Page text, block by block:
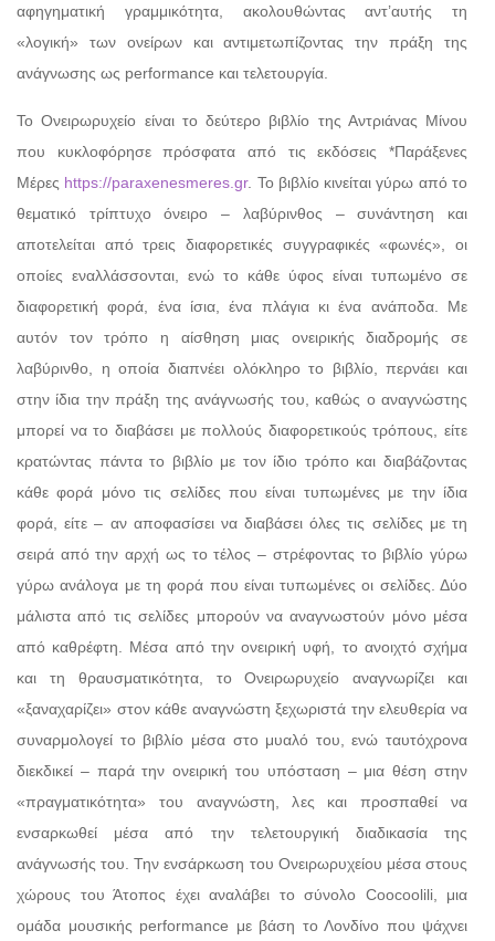
αφηγηματική γραμμικότητα, ακολουθώντας αντ’αυτής τη
«λογική» των ονείρων και αντιμετωπίζοντας την πράξη της
ανάγνωσης ως performance και τελετουργία.
Το Ονειρωρυχείο είναι το δεύτερο βιβλίο της Αντριάνας Μίνου
που κυκλοφόρησε πρόσφατα από τις εκδόσεις *Παράξενες
Μέρες https://paraxenesmeres.gr. Το βιβλίο κινείται γύρω από το
θεματικό τρίπτυχο όνειρο – λαβύρινθος – συνάντηση και
αποτελείται από τρεις διαφορετικές συγγραφικές «φωνές», οι
οποίες εναλλάσσονται, ενώ το κάθε ύφος είναι τυπωμένο σε
διαφορετική φορά, ένα ίσια, ένα πλάγια κι ένα ανάποδα. Με
αυτόν τον τρόπο η αίσθηση μιας ονειρικής διαδρομής σε
λαβύρινθο, η οποία διαπνέει ολόκληρο το βιβλίο, περνάει και
στην ίδια την πράξη της ανάγνωσής του, καθώς ο αναγνώστης
μπορεί να το διαβάσει με πολλούς διαφορετικούς τρόπους, είτε
κρατώντας πάντα το βιβλίο με τον ίδιο τρόπο και διαβάζοντας
κάθε φορά μόνο τις σελίδες που είναι τυπωμένες με την ίδια
φορά, είτε – αν αποφασίσει να διαβάσει όλες τις σελίδες με τη
σειρά από την αρχή ως το τέλος – στρέφοντας το βιβλίο γύρω
γύρω ανάλογα με τη φορά που είναι τυπωμένες οι σελίδες. Δύο
μάλιστα από τις σελίδες μπορούν να αναγνωστούν μόνο μέσα
από καθρέφτη. Μέσα από την ονειρική υφή, το ανοιχτό σχήμα
και τη θραυσματικότητα, το Ονειρωρυχείο αναγνωρίζει και
«ξαναχαρίζει» στον κάθε αναγνώστη ξεχωριστά την ελευθερία να
συναρμολογεί το βιβλίο μέσα στο μυαλό του, ενώ ταυτόχρονα
διεκδικεί – παρά την ονειρική του υπόσταση – μια θέση στην
«πραγματικότητα» του αναγνώστη, λες και προσπαθεί να
ενσαρκωθεί μέσα από την τελετουργική διαδικασία της
ανάγνωσής του. Την ενσάρκωση του Ονειρωρυχείου μέσα στους
χώρους του Άτοπος έχει αναλάβει το σύνολο Coocoolili, μια
ομάδα μουσικής performance με βάση το Λονδίνο που ψάχνει